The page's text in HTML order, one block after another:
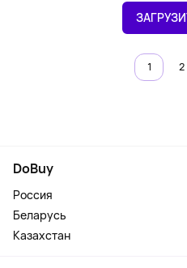
1 2
DoBuy
Россия
Беларусь
Казахстан